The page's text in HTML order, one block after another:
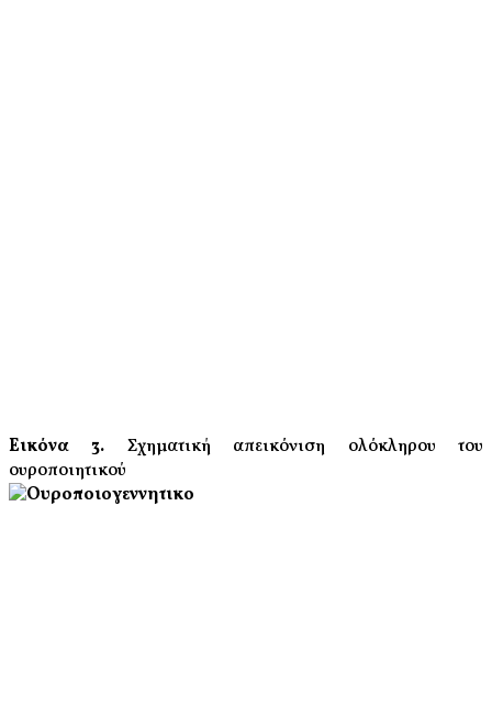
Εικόνα 3. Σχηματική απεικόνιση ολόκληρου του
ουροποιητικού